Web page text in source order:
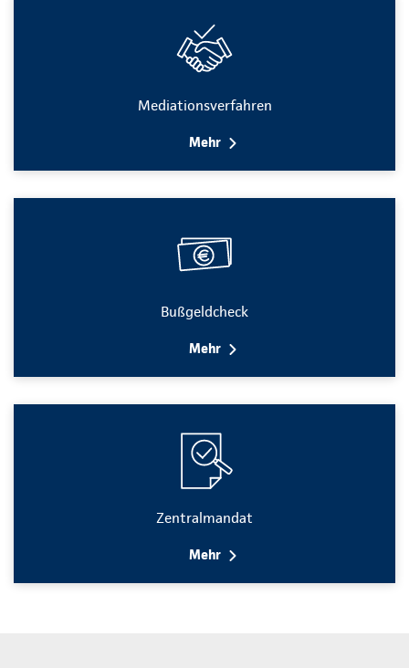
Mediationsverfahren
Mehr
Bußgeldcheck
Mehr
Zentralmandat
Mehr